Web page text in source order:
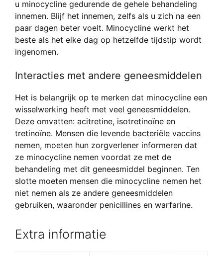
u minocycline gedurende de gehele behandeling
innemen. Blijf het innemen, zelfs als u zich na een
paar dagen beter voelt. Minocycline werkt het
beste als het elke dag op hetzelfde tijdstip wordt
ingenomen.
Interacties met andere geneesmiddelen
Het is belangrijk op te merken dat minocycline een
wisselwerking heeft met veel geneesmiddelen.
Deze omvatten: acitretine, isotretinoïne en
tretinoïne. Mensen die levende bacteriële vaccins
nemen, moeten hun zorgverlener informeren dat
ze minocycline nemen voordat ze met de
behandeling met dit geneesmiddel beginnen. Ten
slotte moeten mensen die minocycline nemen het
niet nemen als ze andere geneesmiddelen
gebruiken, waaronder penicillines en warfarine.
Extra informatie